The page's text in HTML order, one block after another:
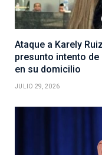
Ataque a Karely
presunto intento
en su domicilio
JULIO 29, 2026